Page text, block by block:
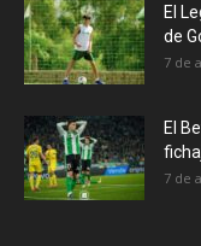
El
de
7 de
El
7 de